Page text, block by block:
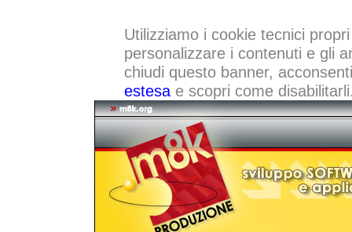
Utilizziamo i cookie tecnici
personalizzare i contenuti e gli
chiudi questo banner,
estesae scopri come